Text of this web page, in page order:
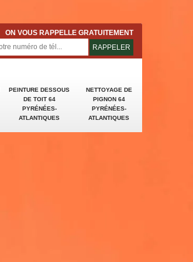
PEINTURE DESSOUS
DE TOIT 64
PYRÉNÉES-
ATLANTIQUES
NETTOYAGE DE
PIGNON 64
PYRÉNÉES-
ATLANTIQUES
ON VOUS RAPPELLE GRATUITEMENT